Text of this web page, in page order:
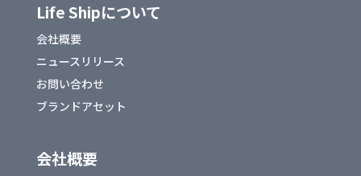
Life Shipについて
会社概要
ニュースリリース
お問い合わせ
ブランドアセット
会社概要